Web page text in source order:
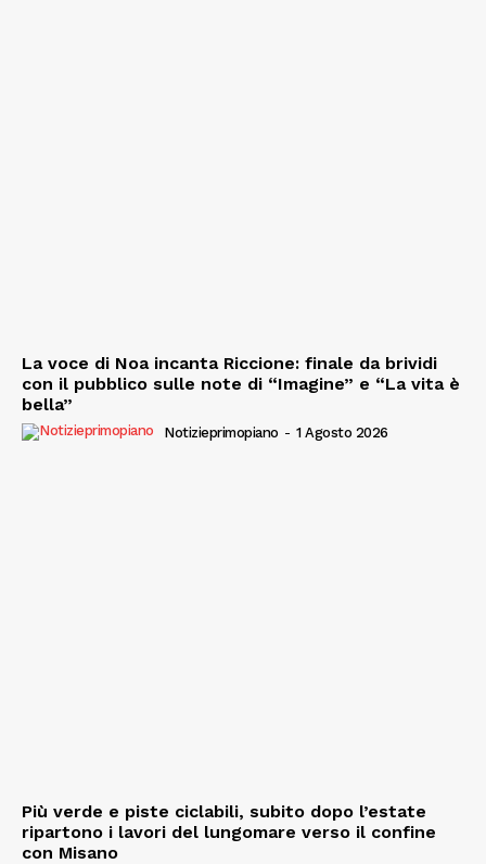
La voce di Noa incanta Riccione: finale da brividi
con il pubblico sulle note di “Imagine” e “La vita è
bella”
Notizieprimopiano - 1 Agosto 2026
Più verde e piste ciclabili, subito dopo l’estate
ripartono i lavori del lungomare verso il confine
con Misano